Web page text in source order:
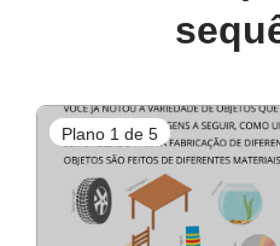
Plano 1 de 5